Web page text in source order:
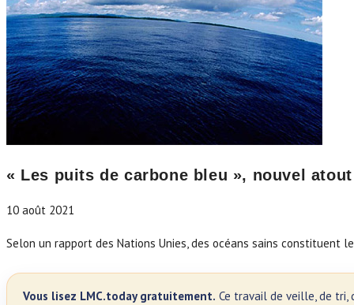
« Les puits de carbone bleu », nouvel
10 août 2021
Selon un rapport des Nations Unies, des océans sains
Vous lisez LMC.today gratuitement. Ce travail de veille, de tri,